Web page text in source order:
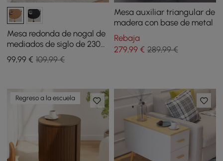
Mesa redonda de nogal de
mediados de siglo de 230
mm
99,99 € 109,99 €
Mesa auxiliar triangular de
madera con base de metal
Rebaja
279,99€ 289,99 €
Regreso a la escuela